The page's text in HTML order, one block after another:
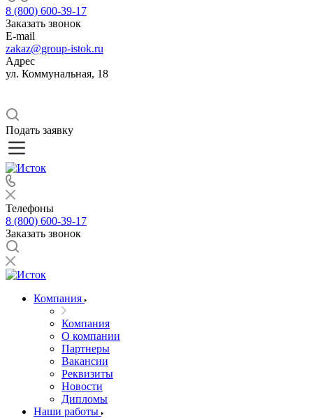
8 (800) 600-39-17
Заказать звонок
E-mail
zakaz@group-istok.ru
Адрес
ул. Коммунальная, 18
Подать заявку
Телефоны
8 (800) 600-39-17
Заказать звонок
Компания
Компания
О компании
Партнеры
Вакансии
Реквизиты
Новости
Дипломы
Наши работы